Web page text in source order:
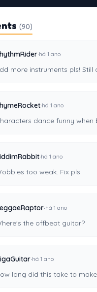
(90)
·há 1 ano
more instruments pls! Still
·há 1 ano
dance funny when
·há 1 ano
too weak. Fix pls
·há 1 ano
the offbeat guitar?
·há 1 ano
long did this take to